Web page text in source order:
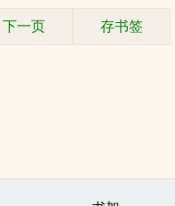
下一页 存书签